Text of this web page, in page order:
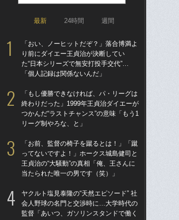
最新 24時間 週間
「おい、ノーヒットだぞ？」落合博満よ
り前にダイエー王貞治が決断してい
た“日本シリーズで無安打投手交代”…
「個人記録は関係ないんだ」
「もし優勝できなければ、パ・リーグは
終わりだった」1999年王貞治ダイエーが
つかんだ“ラストチャンス”の意味「もう1
リーグ制やろな、と」
「お前、監督の椅子を蹴るとは！」「蹴
ってないですよ！」ホークス城島健司と
王貞治の“大騒動”の真相「俺、王さんに
当たられた唯一の男です（笑）」
ヤクルト塩見泰隆の“天然エピソード” 社
会人野球の名門と交渉時に…大学時代の
監督「あいつ、ガソリンスタンドで働く